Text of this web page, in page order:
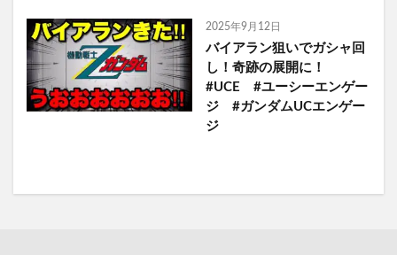
2025年9月12日
バイアラン狙いでガシャ回
し！奇跡の展開に！
#UCE #ユーシーエンゲー
ジ #ガンダムUCエンゲー
ジ